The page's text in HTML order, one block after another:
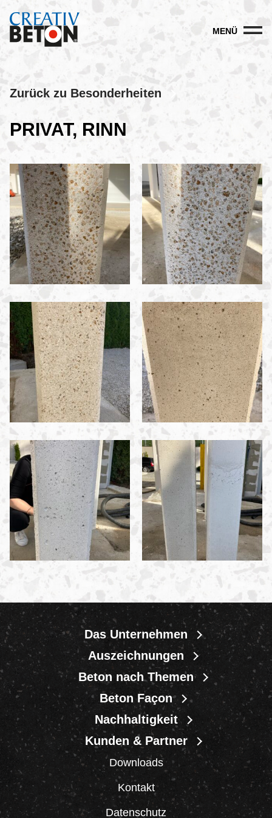
MENÜ
Zurück zu Besonderheiten
PRIVAT, RINN
Das Unternehmen
Auszeichnungen
Beton nach Themen
Beton Façon
Nachhaltigkeit
Kunden & Partner
Downloads
Kontakt
Datenschutz